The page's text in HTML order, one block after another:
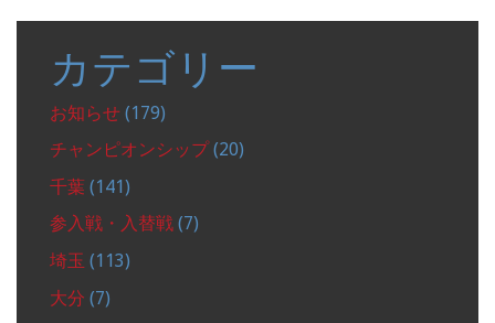
カテゴリー
お知らせ (179)
チャンピオンシップ(20)
千葉 (141)
参入戦・入替戦 (7)
埼玉 (113)
大分 (7)